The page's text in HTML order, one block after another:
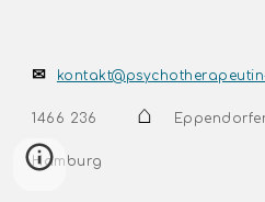
✉
1466 236 ⌂
Hamburg